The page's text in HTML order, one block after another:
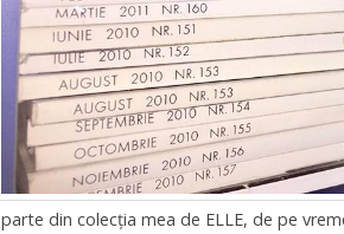
parte din colecția mea de ELLE, de pe